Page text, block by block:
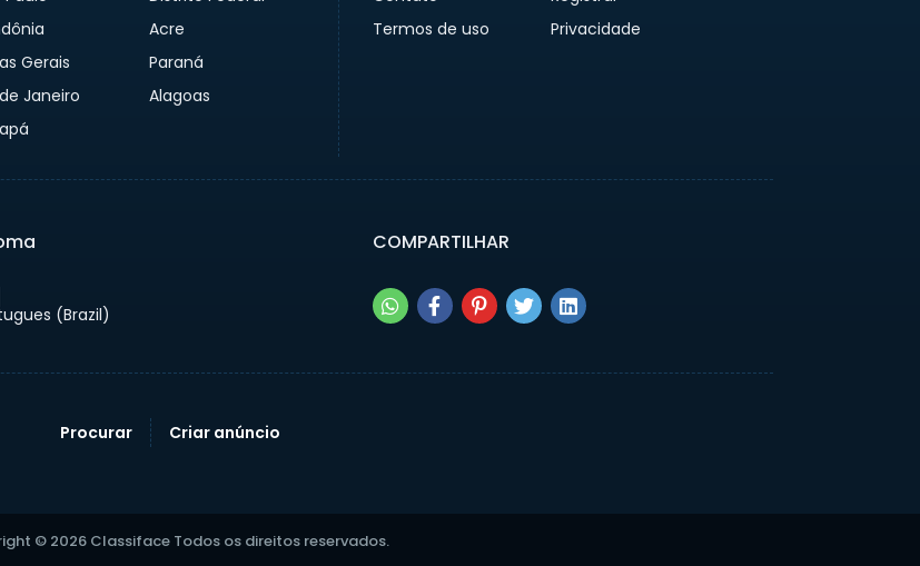
Acre
Gerais
Paraná
Janeiro
Alagoas
Termos de uso
Privacidade
(Brazil)‎
COMPARTILHAR
Procurar Criar anúncio
© 2026 Classiface Todos os direitos reservados.